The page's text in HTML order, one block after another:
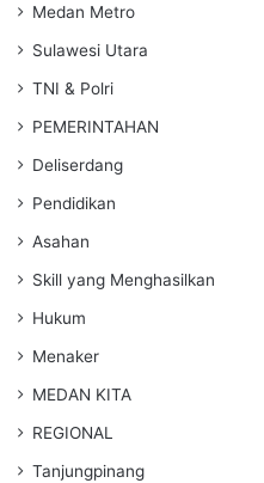
Medan Metro
Sulawesi Utara
TNI & Polri
PEMERINTAHAN
Deliserdang
Pendidikan
Asahan
Skill yang Menghasilkan
Hukum
Menaker
MEDAN KITA
REGIONAL
Tanjungpinang